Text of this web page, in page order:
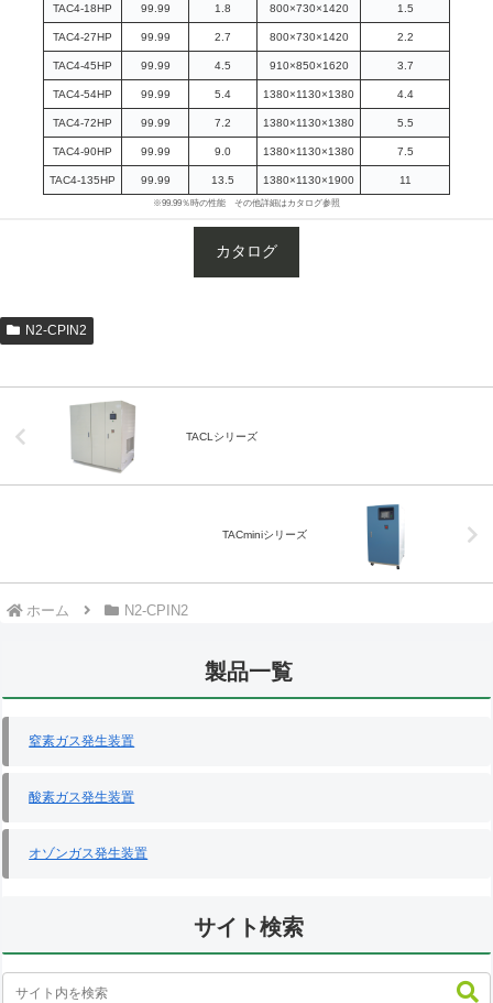
TAC4-18HP 99.99 1.8 800×730×1420 1.5
TAC4-27HP 99.99 2.7 800×730×1420 2.2
TAC4-45HP 99.99 4.5 910×850×1620 3.7
TAC4-54HP 99.99 5.4 1380×1130×1380 4.4
TAC4-72HP 99.99 7.2 1380×1130×1380 5.5
TAC4-90HP 99.99 9.0 1380×1130×1380 7.5
TAC4-135HP 99.99 13.5 1380×1130×1900 11
※99.99％時の性能 その他詳細はカタログ参照
カタログ
N2-CPIN2
TACLシリーズ
TACminiシリーズ
ホーム N2-CPIN2
製品一覧
窒素ガス発生装置
酸素ガス発生装置
オゾンガス発生装置
サイト検索